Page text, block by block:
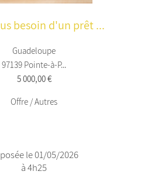
besoin d'un prêt ...
Guadeloupe
97139 Pointe-à-P...
5 000,00 €
Offre / Autres
le 01/05/2026
à 4h25